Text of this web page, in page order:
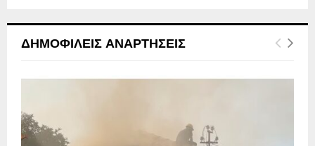
ΔΗΜΟΦΙΛΕΊΣ ΑΝΑΡΤΉΣΕΙΣ